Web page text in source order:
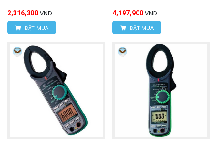
2,316,300 VND
ĐẶT MUA
4,197,900 VND
ĐẶT MUA